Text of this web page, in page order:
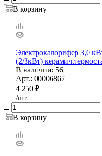
В корзину
Электрокалорифер 3,0
(2/3кВт)
В наличии: 56
Арт.: 00006867
4 250 ₽
/шт
В корзину